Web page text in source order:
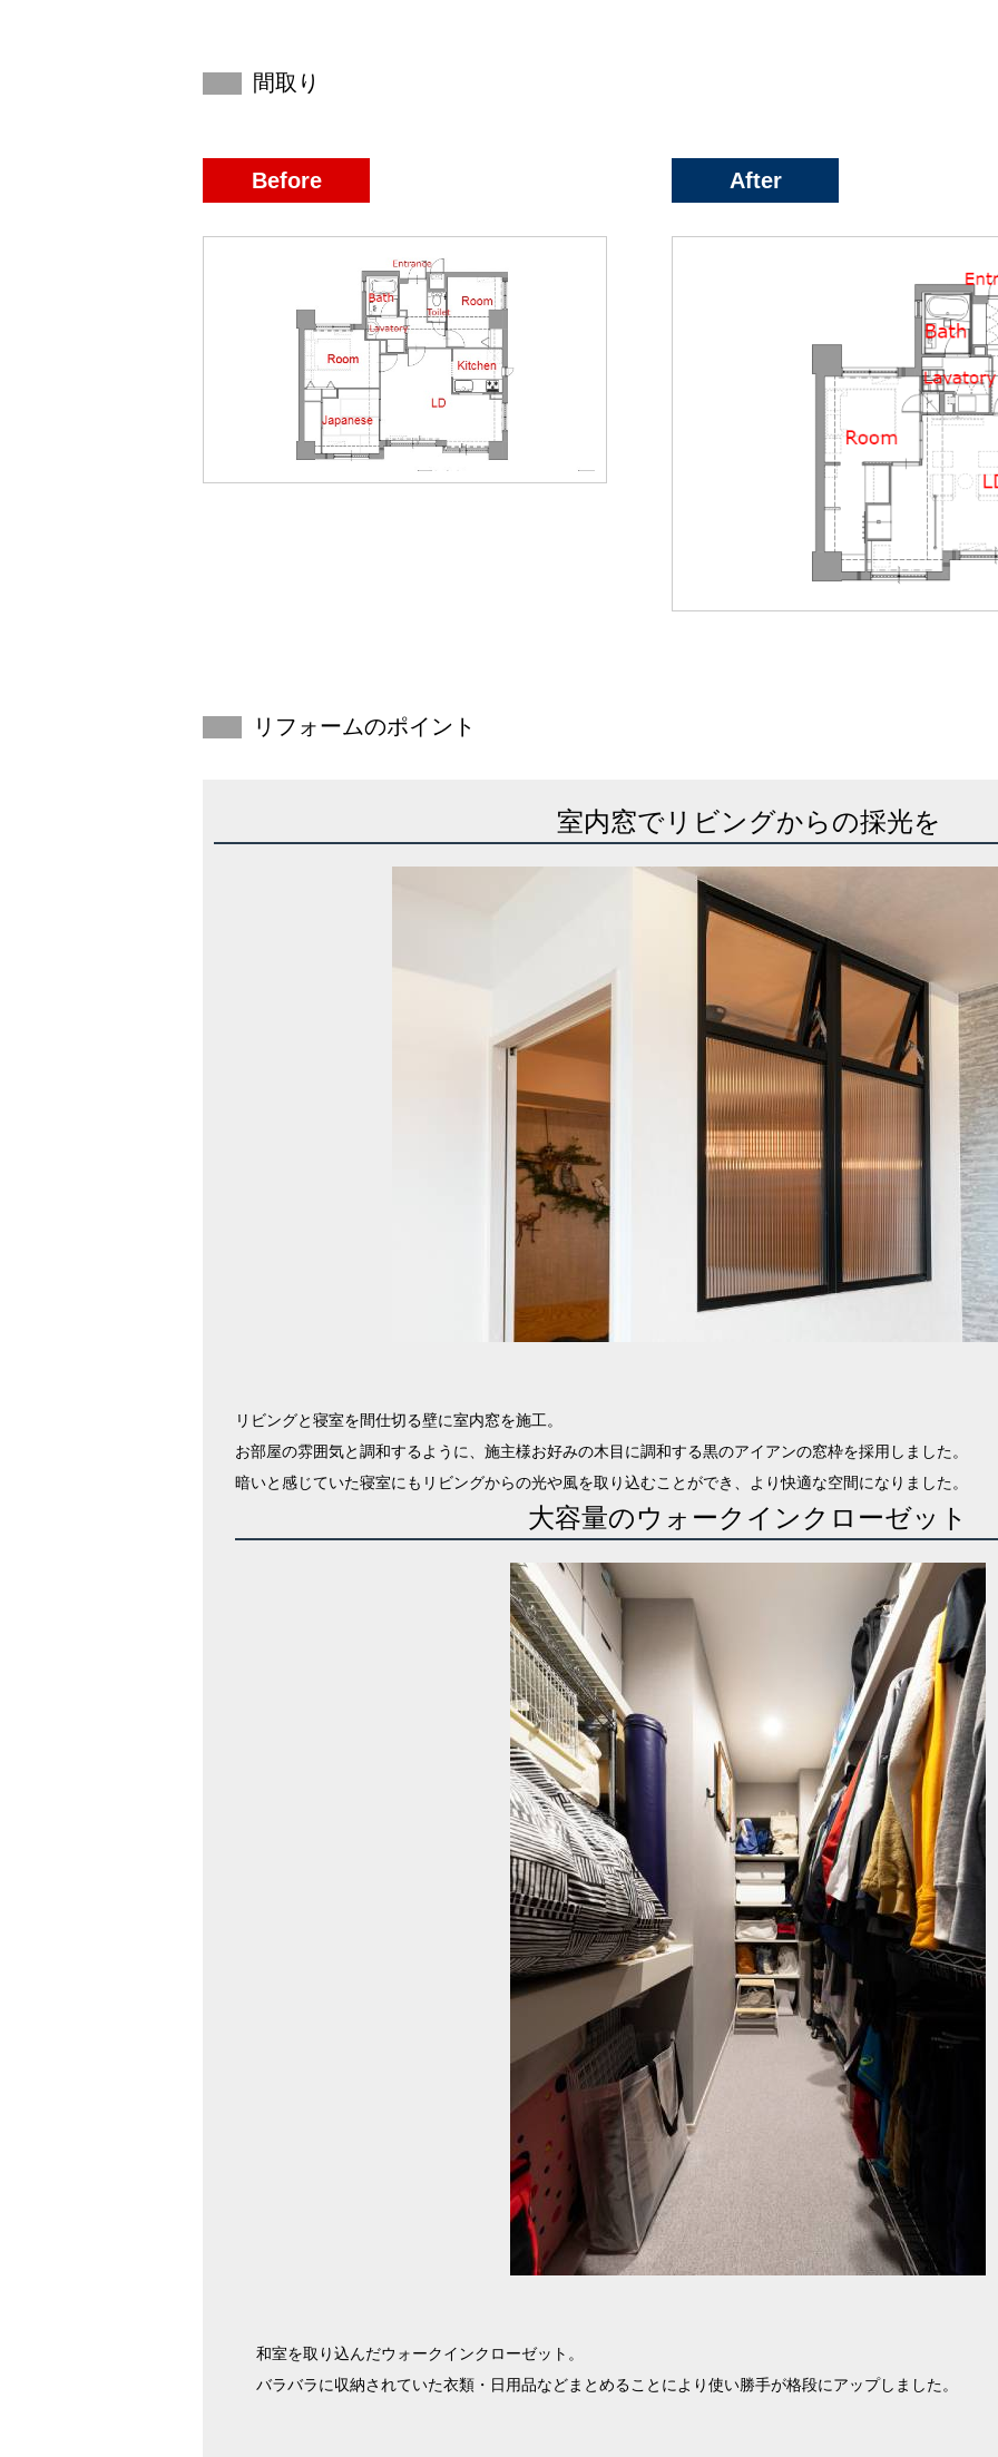
間取り
Before After
リフォームのポイント
室内窓でリビングからの採光を
リビングと寝室を間仕切る壁に室内窓を施工。
お部屋の雰囲気と調和するように、施主様お好みの木目に調和する黒のアイアンの窓枠を採用しました。
暗いと感じていた寝室にもリビングからの光や風を取り込むことができ、より快適な空間になりました。
大容量のウォークインクローゼット
和室を取り込んだウォークインクローゼット。
バラバラに収納されていた衣類・日用品などまとめることにより使い勝手が格段にアップしました。